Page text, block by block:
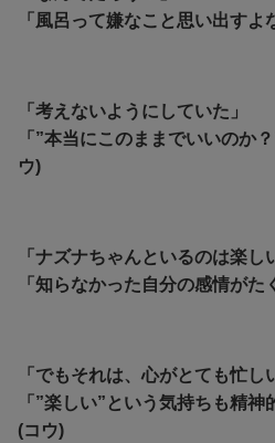
「風呂って嫌なこと思い出すよ
「考えないようにしていた」
「”本当にこのままでいいのか
ウ)
「ナズナちゃんといるのは楽し
「知らなかった自分の感情が
「でもそれは、心がとても忙し
「”楽しい”という気持ちも精神
(コウ)